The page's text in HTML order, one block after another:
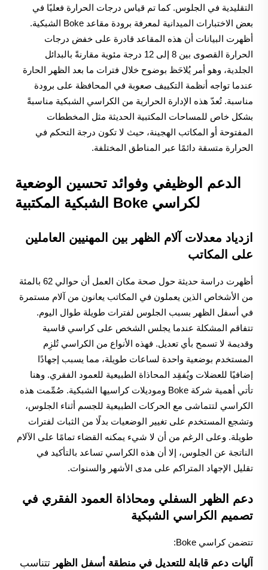
التقليدية في الجلوس. كما تم قياس درجات الحرارة فعليًا في
بعض الاختبارات الميدانية لمعرفة برودة مقاعد Boke الشبكية.
أظهرت البيانات أن هذه المقاعد قادرة على خفض درجات
الحرارة القصوى بين 8 إلى 12 درجة مئوية مقارنةً بالبدائل
الجلدية، وهو أمر يُلاحَظ بوضوح خلال فترات ما بعد الظهر الحارة
عندما تواجه أنظمة التكييف صعوبة في المحافظة على برودة
مناسبة. تُعدّ هذه الإدارة الحرارية من الكراسي الشبكية مناسبةً
بشكل خاص للمساحات المكتبية الحديثة مثل المخططات
المفتوحة أو المكاتب الهجينة، حيث لا تكون درجة التحكم في
الحرارة متسقة دائمًا عبر المناطق المختلفة.
الدعم الوظيفي وفوائد تحسين الوضعية
لكراسي Boke الشبكية المكتبية
ازدياد معدلات آلام الظهر بين المهنيين العاملين
على المكاتب
أظهرت دراسة حديثة حول صحة مكان العمل أن حوالي 62 بالمئة
من الأشخاص الذين يعملون في المكاتب يعانون من آلام مستمرة
في أسفل الظهر بسبب الجلوس لفترات طويلة طوال اليوم.
تتفاقم المشكلة عندما يجلس الشخص على كراسي قاسية
وقديمة لا تسمح بأي تعديل. فهذه الأنواع من الكراسي تُلزِم
المستخدم بوضعية واحدة لساعات طويلة، مما يسبب إجهادًا
إضافيًا للعضلات ويُفقِد المحاذاة الطبيعية للعمود الفقري. وهنا
تأتي أهمية شركة Boke وموديلات كراسيها الشبكية. صُمِّمت هذه
الكراسي لتتماشى مع الحركات الطبيعية للجسم أثناء الجلوس،
وتشجع المستخدم على تغيير الوضعيات بدلًا من الثبات لفترات
طويلة. وعلى الرغم من أن لا شيء يمكنه القضاء تمامًا على الآلام
الناتجة عن الجلوس، إلا أن هذه الكراسي تساعد بالتأكيد في
تقليل الإجهاد المتراكم على مدى الأشهر والسنوات.
دعم الظهر السفلي ومحاذاة العمود الفقري في
تصميم الكراسي الشبكية
تتضمن كراسي Boke:
آليات دعم قابلة للتعديل في منطقة أسفل الظهر تتناسب